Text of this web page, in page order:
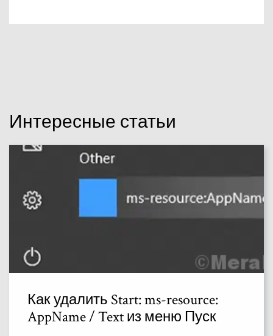
Интересные статьи
Как удалить Start: ms-resource:
AppName / Text из меню Пуск